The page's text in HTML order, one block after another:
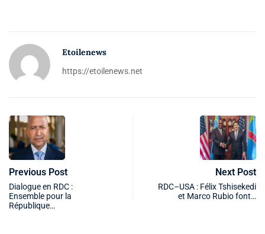
Etoilenews
https://etoilenews.net
Previous Post
Dialogue en RDC :
Ensemble pour la
République…
Next Post
RDC–USA : Félix Tshisekedi
et Marco Rubio font…